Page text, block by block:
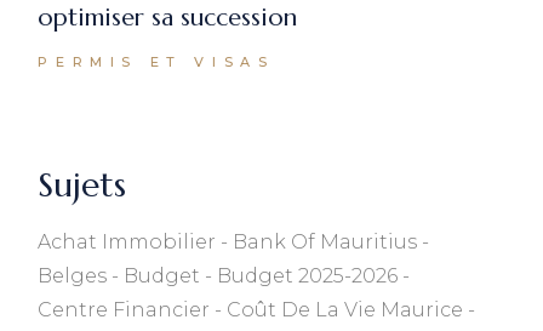
optimiser sa succession
PERMIS ET VISAS
Sujets
Achat Immobilier
Bank Of Mauritius
Belges
Budget
Budget 2025-2026
Centre Financier
Coût De La Vie Maurice